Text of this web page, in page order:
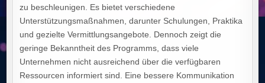
zu beschleunigen. Es bietet verschiedene
Unterstützungsmaßnahmen, darunter Schulungen, Praktika
und gezielte Vermittlungsangebote. Dennoch zeigt die
geringe Bekanntheit des Programms, dass viele
Unternehmen nicht ausreichend über die verfügbaren
Ressourcen informiert sind. Eine bessere Kommunikation